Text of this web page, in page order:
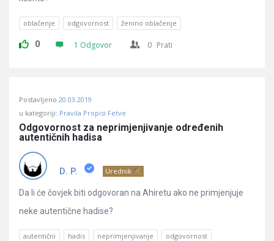
oblačenje odgovornost ženino oblačenje
0 1 Odgovor 0 Prati
Postavljeno 20.03.2019
u kategoriji: Pravila Propisi Fetve
Odgovornost za neprimjenjivanje određenih
autentičnih hadisa
D. P. Urednik
Da li će čovjek biti odgovoran na Ahiretu ako ne primjenjuje
neke autentične hadise?
autentični hadis neprimjenjivanje odgovornost